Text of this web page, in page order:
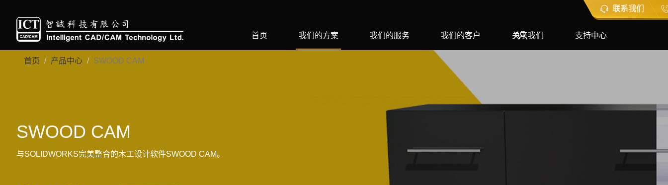
联系我们
首页 我们的方案 我们的服务 我们的客户 关于我们 支持中心
首页 产品中心 SWOOD CAM
SWOOD CAM
与SOLIDWORKS完美整合的木工设计软件SWOOD CAM。